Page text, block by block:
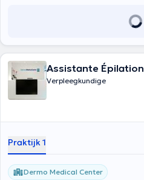
Assistante Épilation
Verpleegkundige
Praktijk 1
Dermo Medical Center